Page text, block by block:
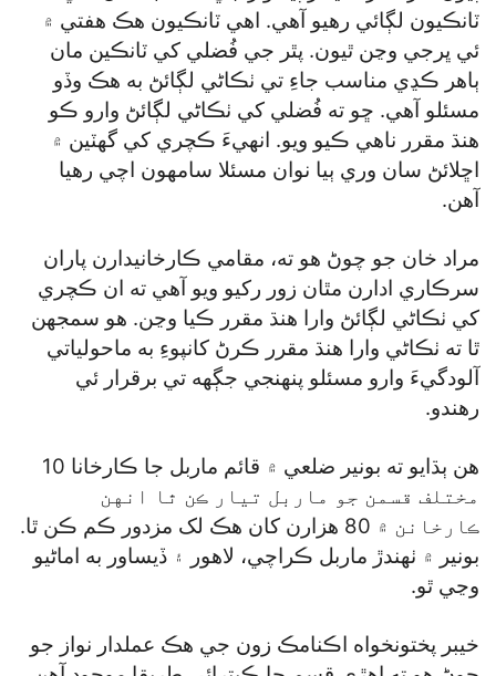
ٽانڪيون لڳائي رهيو آهي. اهي ٽانڪيون هڪ هفتي ۾
ئي ڀرجي وڃن ٿيون. پٿر جي فُضلي کي ٽانڪين مان
ٻاهر ڪڍي مناسب جاءِ تي ٺڪاڻي لڳائڻ به هڪ وڏو
مسئلو آهي. ڇو ته فُضلي کي ٺڪاڻي لڳائڻ وارو ڪو
هنڌ مقرر ناهي ڪيو ويو. انهيءَ ڪچري کي گھٽين ۾
اڇلائڻ سان وري ٻيا نوان مسئلا سامهون اچي رهيا
آهن.
مراد خان جو چوڻ هو ته، مقامي ڪارخانيدارن پاران
سرڪاري ادارن مٿان زور رکيو ويو آهي ته ان ڪچري
کي ٺڪاڻي لڳائڻ وارا هنڌ مقرر ڪيا وڃن. هو سمجهن
ٿا ته ٺڪاڻي وارا هنڌ مقرر ڪرڻ کانپوءِ به ماحولياتي
آلودگيءَ وارو مسئلو پنهنجي جڳهه تي برقرار ئي
رهندو.
هن ٻڌايو ته بونير ضلعي ۾ قائم ماربل جا ڪارخانا 10
مختلف قسمن جو ماربل تيار ڪن ٿا انهن
ڪارخانن ۾ 80 هزارن کان هڪ لک مزدور ڪم ڪن ٿا.
بونير ۾ ٺهندڙ ماربل ڪراچي، لاهور ۽ ڏيساور به اماڻيو
وڃي ٿو.
خيبر پختونخواه اڪنامڪ زون جي هڪ عملدار نواز جو